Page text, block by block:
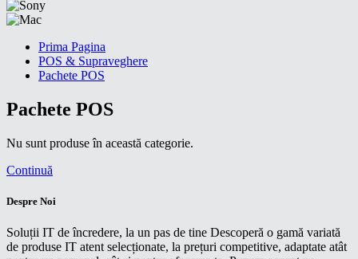
Prima Pagina
POS & Supraveghere
Pachete POS
Pachete POS
Nu sunt produse în această categorie.
Continuă
Despre Noi
Soluții IT de încredere, la un pas de tine Descoperă o gamă variată
de produse IT atent selecționate, la prețuri competitive, adaptate atât